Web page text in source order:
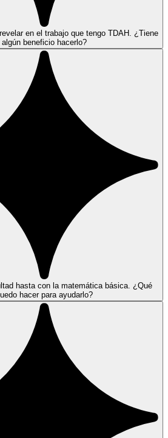
en el trabajo que tengo TDAH. ¿Tiene
algún beneficio hacerlo?
hasta con la matemática básica. ¿Qué
hacer para ayudarlo?